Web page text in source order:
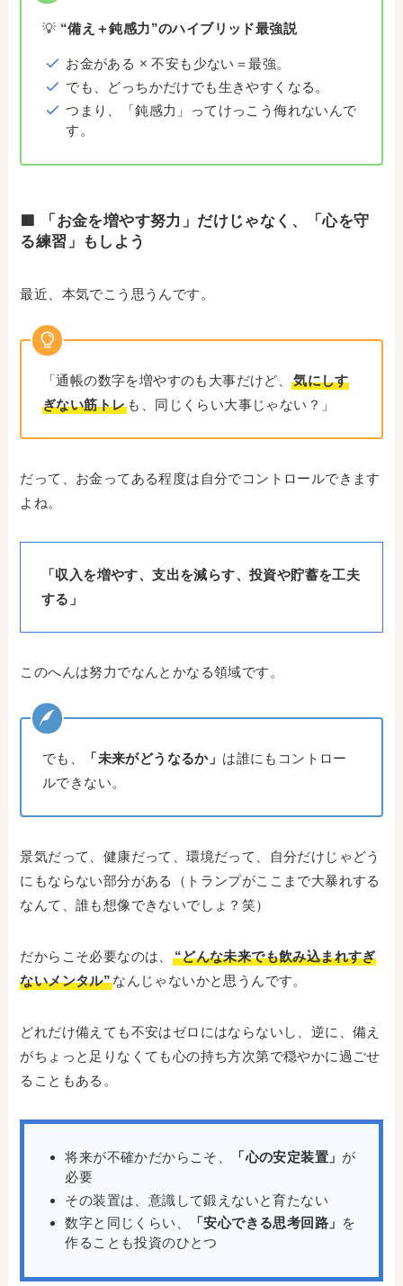
💡 “備え＋鈍感力”のハイブリッド最強説
お金がある × 不安も少ない＝最強。
でも、どっちかだけでも生きやすくなる。
つまり、「鈍感力」ってけっこう侮れないんで
す。
🟥 「お金を増やす努力」だけじゃなく、「心を守
る練習」もしよう
最近、本気でこう思うんです。
「通帳の数字を増やすのも大事だけど、気にしす
ぎない筋トレ も、同じくらい大事じゃない？」
だって、お金ってある程度は自分でコントロールできます
よね。
「収入を増やす、支出を減らす、投資や貯蓄を工夫
する」
このへんは努力でなんとかなる領域です。
でも、 「未来がどうなるか」 は誰にもコントロー
ルできない。
景気だって、健康だって、環境だって、自分だけじゃどう
にもならない部分がある（トランプがここまで大暴れする
なんて、誰も想像できないでしょ？笑）
だからこそ必要なのは、
“どんな未来でも飲み込まれすぎ
ないメンタル”なんじゃないかと思うんです。
どれだけ備えても不安はゼロにはならないし、逆に、備え
がちょっと足りなくても心の持ち方次第で穏やかに過ごせ
ることもある。
将来が不確かだからこそ、 「心の安定装置」 が
必要
その装置は、意識して鍛えないと育たない
数字と同じくらい、
「安心できる思考回路」 を
作ることも投資のひとつ